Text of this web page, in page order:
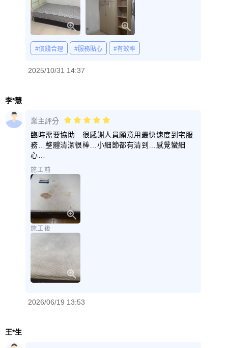
#價錢合理 #服務貼心 #有效率
2025/10/31 14:37
李*慧
業主評分
臨時需要協助…很感謝人員願意用最快速度到宅服
務…整體清潔很棒…小細節都有清到…感覺蠻細
心…
施工前
施工後
2026/06/19 13:53
王*生